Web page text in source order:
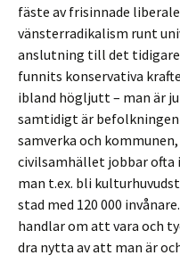
fäste av frisinnade
vänsterradikalism runt
anslutning till det
funnits konservativa
ibland högljutt – man är
samtidigt är
samverka och
civilsamhället jobbar ofta
man t.ex. bli
stad med 120 000
handlar om att vara och
dra nytta av att man är